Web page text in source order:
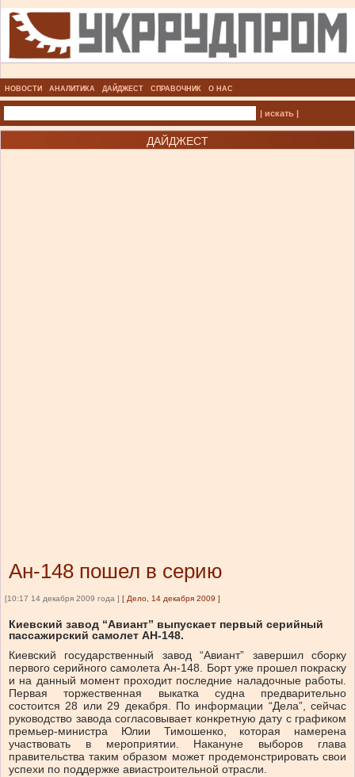
НОВОСТИ АНАЛИТИКА ДАЙДЖЕСТ СПРАВОЧНИК О НАС
| искать |
ДАЙДЖЕСТ
Ан-148 пошел в серию
[10:17 14 декабря 2009 года ] [ Дело, 14 декабря 2009 ]
Киевский завод “Авиант” выпускает первый серийный
пассажирский самолет АН-148.
Киевский государственный завод “Авиант” завершил сборку
первого серийного самолета Ан-148. Борт уже прошел покраску
и на данный момент проходит последние наладочные работы.
Первая торжественная выкатка судна предварительно
состоится 28 или 29 декабря. По информации “Дела”, сейчас
руководство завода согласовывает конкретную дату с графиком
премьер-министра Юлии Тимошенко, которая намерена
участвовать в мероприятии. Накануне выборов глава
правительства таким образом может продемонстрировать свои
успехи по поддержке авиастроительной отрасли.